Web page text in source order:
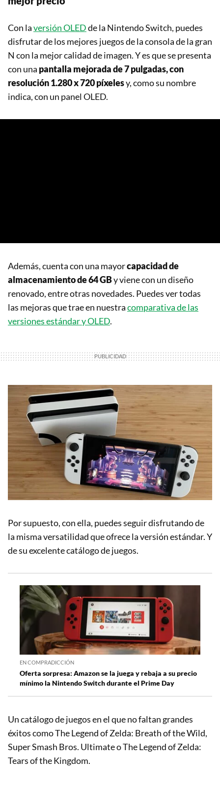
Con laversión OLEDde la Nintendo Switch, puedes
disfrutar de los mejores juegos de la consola de la gran
N con la mejor calidad de imagen. Y es que se presenta
con una pantalla mejorada de 7 pulgadas, con
resolución 1.280 x 720 píxelesy, como su nombre
indica, con un panel OLED.
Además, cuenta con una mayorcapacidad de
almacenamiento de 64 GBy viene con un diseño
renovado, entre otras novedades. Puedes ver todas
las mejoras que trae en nuestracomparativa de las
versiones estándar y OLED.
Por supuesto, con ella, puedes seguir disfrutando de
la misma versatilidad que ofrece la versión estándar. Y
de su excelente catálogo de juegos.
EN COMPRADICCIÓN
Oferta sorpresa: Amazon se la juega y rebaja a su precio
mínimo la Nintendo Switch durante el Prime Day
Un catálogo de juegos en el que no faltan grandes
éxitos como The Legend of Zelda: Breath of the Wild,
Super Smash Bros. Ultimate o The Legend of Zelda:
Tears of the Kingdom.